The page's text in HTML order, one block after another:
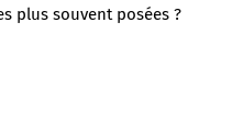
plus souvent posées ?